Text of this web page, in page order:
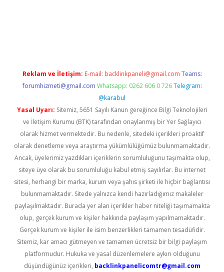
Reklam ve İletişim: E-mail: backlinkpaneli@gmail.com Teams:
forumhizmeti@gmail.com Whatsapp: 0262 606 0 726 Telegram:
@karabul
Yasal Uyarı: Sitemiz, 5651 Sayılı Kanun gereğince Bilgi Teknolojileri
ve İletişim Kurumu (BTK) tarafından onaylanmış bir Yer Sağlayıcı
olarak hizmet vermektedir. Bu nedenle, sitedeki içerikleri proaktif
olarak denetleme veya araştırma yükümlülüğümüz bulunmamaktadır.
Ancak, üyelerimiz yazdıkları içeriklerin sorumluluğunu taşımakta olup,
siteye üye olarak bu sorumluluğu kabul etmiş sayılırlar. Bu internet
sitesi, herhangi bir marka, kurum veya şahıs şirketi ile hiçbir bağlantısı
bulunmamaktadır. Sitede yalnızca kendi hazırladığımız makaleler
paylaşılmaktadır. Burada yer alan içerikler haber niteliği taşımamakta
olup, gerçek kurum ve kişiler hakkında paylaşım yapılmamaktadır.
Gerçek kurum ve kişiler ile isim benzerlikleri tamamen tesadüfidir.
Sitemiz, kar amacı gütmeyen ve tamamen ücretsiz bir bilgi paylaşım
platformudur. Hukuka ve yasal düzenlemelere aykırı olduğunu
düşündüğünüz içerikleri, backlinkpanelicomtr@gmail.com